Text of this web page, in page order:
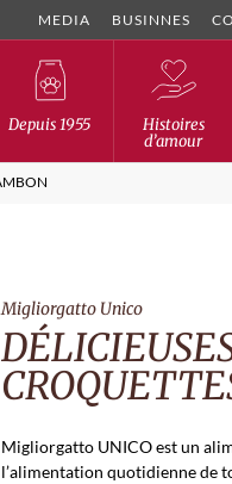
MEDIA BUSINNES
Depuis 1955
Histoires
d’amour
Migliorgatto Unico
Migliorgatto UNICO est un
l’alimentation quotidienne de